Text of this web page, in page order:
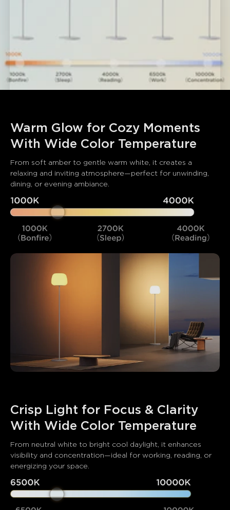
Warm Glow for Cozy Moments
With Wide Color Temperature
From soft amber to gentle warm white, it creates a
relaxing and inviting atmosphere—perfect for unwinding,
dining, or evening ambiance.
Crisp Light for Focus & Clarity
With Wide Color Temperature
From neutral white to bright cool daylight, it enhances
visibility and concentration—ideal for working, reading, or
energizing your space.